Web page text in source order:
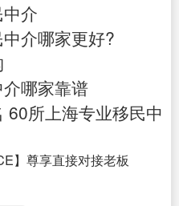
介
介哪家更好?
哪家靠谱
60所上海专业移民中
】尊享直接对接老板